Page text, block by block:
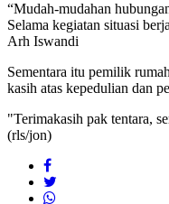
“Mudah-mudahan
Selama kegiatan situasi
Arh Iswandi
Sementara itu pemilik
kasih atas kepedulian dan
"Terimakasih pak tentara,
(rls/jon)